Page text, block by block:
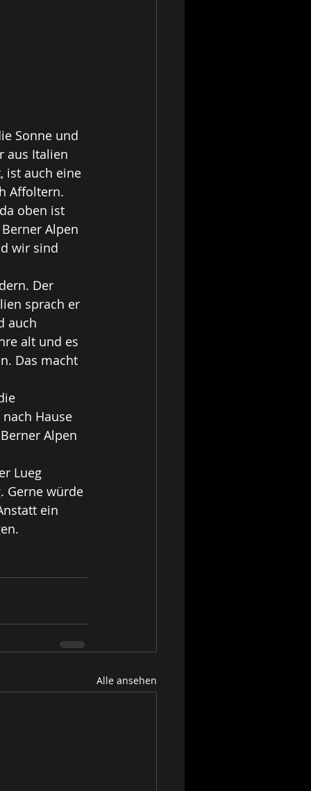
Sonne und
aus Italien
ist auch eine
Affoltern.
oben ist
Alpen
wir sind
Der
sprach er
auch
alt und es
Das macht
Hause
Alpen
Lueg
Gerne würde
ein
Alle ansehen